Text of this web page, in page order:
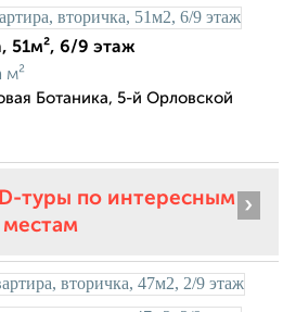
51м², 6/9 этаж
м²
Ботаника, 5-й Орловской
туры по интересным
местам
›